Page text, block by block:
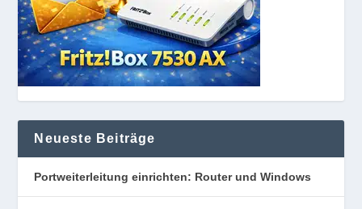
Neueste Beiträge
Portweiterleitung einrichten: Router und Windows